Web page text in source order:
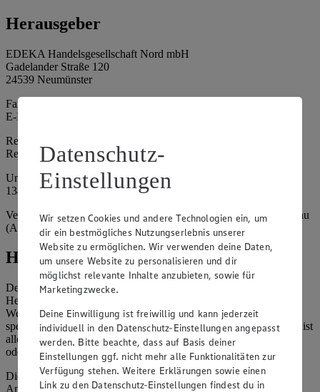
Herausgeber
EDEKA Handelsgesellschaft Nord mbH
Gadelander Straße 120
24539 Neumünster
Fax: 04321 / 985 - 227
E-Mail: info@edeka.de
Registergericht: Amtsgericht Kiel
Registernummer: HRB 785 NM
Umsatzsteuer-Identifikationsnummer gem. § 27a UStG: DE
134879997
Vertretungsberechtigte: Frank Breuer (Geschäftsführer), Eric Süllau
(Aufsichtsratsvorsitzender)
Hinweise
Der Inhalt dieser Website ist urheberrechtlich geschützt. Der
Herausgeber gewährt Ihnen jedoch das Recht, den auf dieser
Website bereitgestellten Text ganz oder ausschnittsweise zu
speichern und zu vervielfältigen. Aus Gründen des Urheberrechts ist
allerdings die Speicherung und Vervielfältigung von Bildmaterial
oder Grafiken aus dieser Website nicht gestattet.
Die verantwortliche Stelle ist nicht für die Inhalte der versendeten
Angebotsinformationen verantwortlich. Firma und Anschriften
Datenschutz-
Einstellungen
Wir setzen Cookies und andere Technologien ein, um
dir ein bestmögliches Nutzungserlebnis unserer
Website zu ermöglichen. Wir verwenden deine Daten,
um unsere Website zu personalisieren und dir
möglichst relevante Inhalte anzubieten, sowie für
Marketingzwecke.
Deine Einwilligung ist freiwillig und kann jederzeit
individuell in den Datenschutz-Einstellungen angepasst
werden. Bitte beachte, dass auf Basis deiner
Einstellungen ggf. nicht mehr alle Funktionalitäten zur
Verfügung stehen. Weitere Erklärungen sowie einen
Link zu den Datenschutz-Einstellungen findest du in